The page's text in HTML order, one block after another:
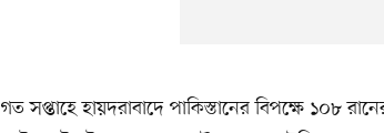
গত সপ্তাহে হায়দরাবাদে পাকিস্তানের বিপক্ষে ১০৮